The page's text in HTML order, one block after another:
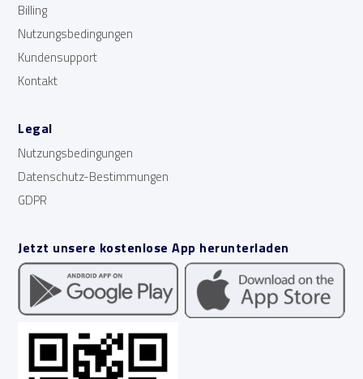
Billing
Nutzungsbedingungen
Kundensupport
Kontakt
Legal
Nutzungsbedingungen
Datenschutz-Bestimmungen
GDPR
Jetzt unsere kostenlose App herunterladen